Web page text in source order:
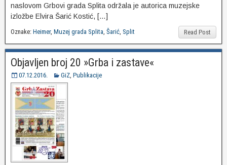
naslovom Grbovi grada Splita održala je autorica muzejske
izložbe Elvira Šarić Kostić, […]
Read Post
Oznake: Heimer, Muzej grada Splita, Šarić, Split
Objavljen broj 20 »Grba i zastave«
07.12.2016. GiZ, Publikacije